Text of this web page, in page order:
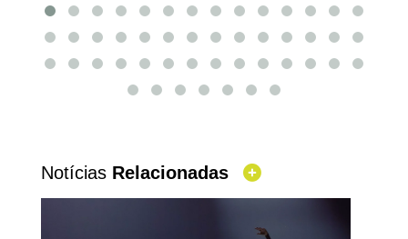
Notícias Relacionadas